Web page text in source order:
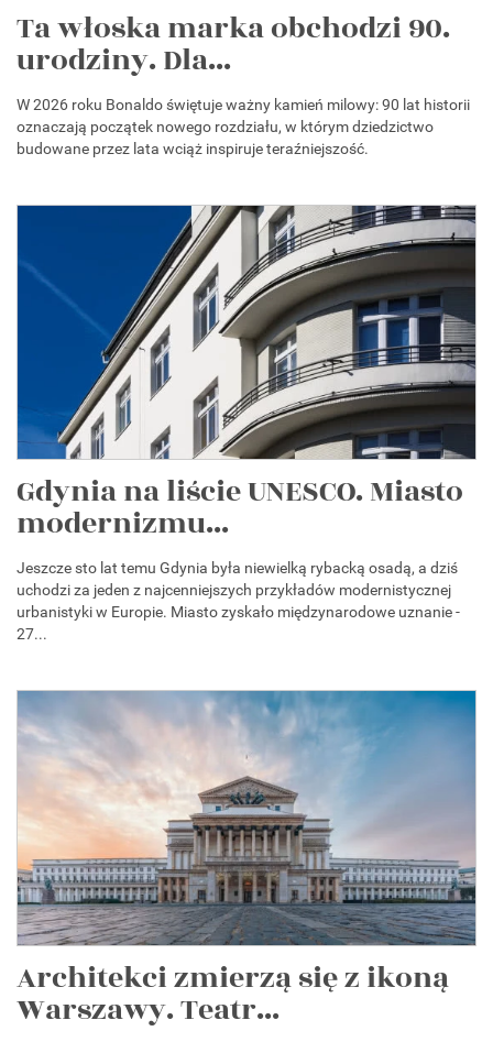
Ta włoska marka obchodzi 90.
urodziny. Dla...
W 2026 roku Bonaldo świętuje ważny kamień milowy: 90 lat historii
oznaczają początek nowego rozdziału, w którym dziedzictwo
budowane przez lata wciąż inspiruje teraźniejszość.
Gdynia na liście UNESCO. Miasto
modernizmu...
Jeszcze sto lat temu Gdynia była niewielką rybacką osadą, a dziś
uchodzi za jeden z najcenniejszych przykładów modernistycznej
urbanistyki w Europie. Miasto zyskało międzynarodowe uznanie -
27...
Architekci zmierzą się z ikoną
Warszawy. Teatr...